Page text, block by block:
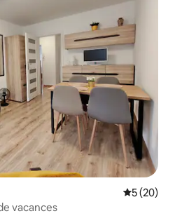
5 (20)
vacances